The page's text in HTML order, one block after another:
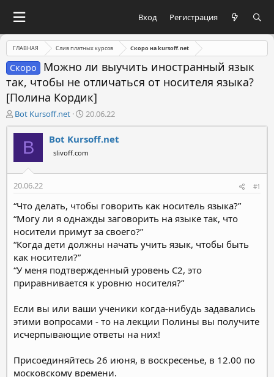
Вход Регистрация
ГЛАВНАЯ Слив платных курсов Скоро на kursoff.net
Скоро
Можно ли выучить иностранный язык
так, чтобы не отличаться от носителя языка?
[Полина Кордик]
А
в
т
м
ы
Bot Kursoff.net
Д
а
т
а
н
а
л
а
20.06.22
B Bot Kursoff.net
slivoff.com
20.06.22 #1
“Что делать, чтобы говорить как носитель языка?”
“Могу ли я однажды заговорить на языке так, что
носители примут за своего?”
“Когда дети должны начать учить язык, чтобы быть
как носители?”
“У меня подтвержденный уровень С2, это
приравнивается к уровню носителя?”
Если вы или ваши ученики когда-нибудь задавались
этими вопросами - то на лекции Полины вы получите
исчерпывающие ответы на них!
Присоединяйтесь 26 июня, в воскресенье, в 12.00 по
московскому времени.